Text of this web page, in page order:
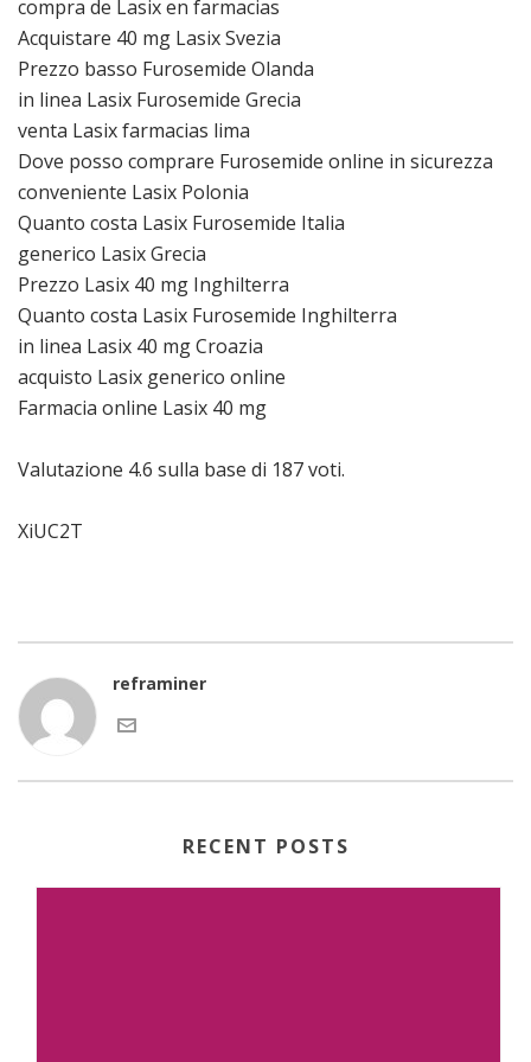
compra de Lasix en farmacias
Acquistare 40 mg Lasix Svezia
Prezzo basso Furosemide Olanda
in linea Lasix Furosemide Grecia
venta Lasix farmacias lima
Dove posso comprare Furosemide online in sicurezza
conveniente Lasix Polonia
Quanto costa Lasix Furosemide Italia
generico Lasix Grecia
Prezzo Lasix 40 mg Inghilterra
Quanto costa Lasix Furosemide Inghilterra
in linea Lasix 40 mg Croazia
acquisto Lasix generico online
Farmacia online Lasix 40 mg
Valutazione 4.6 sulla base di 187voti.
XiUC2T
reframiner
RECENT POSTS